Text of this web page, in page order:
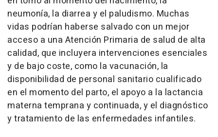
neumonía, la diarrea y el paludismo. Muchas
vidas podrían haberse salvado con un mejor
acceso a una Atención Primaria de salud de alta
calidad, que incluyera intervenciones esenciales
y de bajo coste, como la vacunación, la
disponibilidad de personal sanitario cualificado
en el momento del parto, el apoyo a la lactancia
materna temprana y continuada, y el diagnóstico
y tratamiento de las enfermedades infantiles.